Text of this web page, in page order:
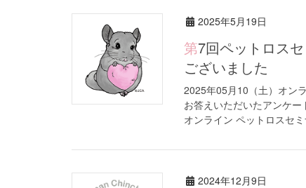
2025年5月19日
第7回ペットロスセミナー（オンライン開催）ご参加ありがとう
ございました
2025年05月10（土）オン
お答えいただいたアンケー
オンライン ペットロスセ
2024年12月9日